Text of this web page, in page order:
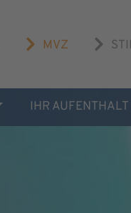
MVZ
IHR AUFENTHALT